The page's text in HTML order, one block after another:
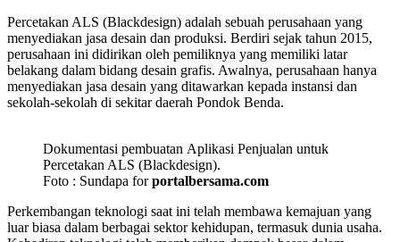
Percetakan ALS (Blackdesign) adalah sebuah perusahaan yang
menyediakan jasa desain dan produksi. Berdiri sejak tahun 2015,
perusahaan ini didirikan oleh pemiliknya yang memiliki latar
belakang dalam bidang desain grafis. Awalnya, perusahaan hanya
menyediakan jasa desain yang ditawarkan kepada instansi dan
sekolah-sekolah di sekitar daerah Pondok Benda.
Dokumentasi pembuatan Aplikasi Penjualan untuk
Percetakan ALS (Blackdesign).
Foto : Sundapa forportalbersama.com
Perkembangan teknologi saat ini telah membawa kemajuan yang
luar biasa dalam berbagai sektor kehidupan, termasuk dunia usaha.